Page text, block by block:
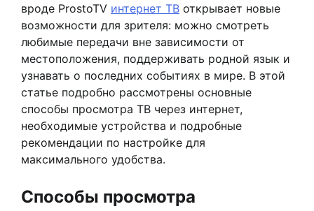
вроде ProstoTV интернет ТВ открывает новые
возможности для зрителя: можно смотреть
любимые передачи вне зависимости от
местоположения, поддерживать родной язык и
узнавать о последних событиях в мире. В этой
статье подробно рассмотрены основные
способы просмотра ТВ через интернет,
необходимые устройства и подробные
рекомендации по настройке для
максимального удобства.
Способы просмотра